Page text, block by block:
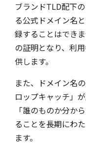
ブランドTLD配下
る公式ドメイン名
録することはでき
の証明となり、利
供します。
また、ドメイン名
ロップキャッチ」
「誰のものか分か
ることを長期にわ
ます。